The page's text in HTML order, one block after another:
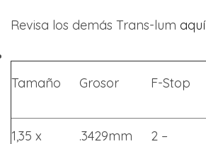
Revisa los demás Trans-lum aquí
Tamaño Grosor F-Stop
1,35 x .3429mm 2 –